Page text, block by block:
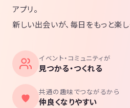
アプリ。
新しい出会いが、毎日をもっと楽し
イベント・コミュニティが
見つかる・つくれる
共通の趣味でつながるから
仲良くなりやすい